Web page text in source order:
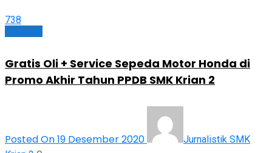
738
Featured
Gratis Oli + Service Sepeda Motor Honda di
Promo Akhir Tahun PPDB SMK Krian 2
Posted On 19 Desember 2020
Jurnalistik SMK